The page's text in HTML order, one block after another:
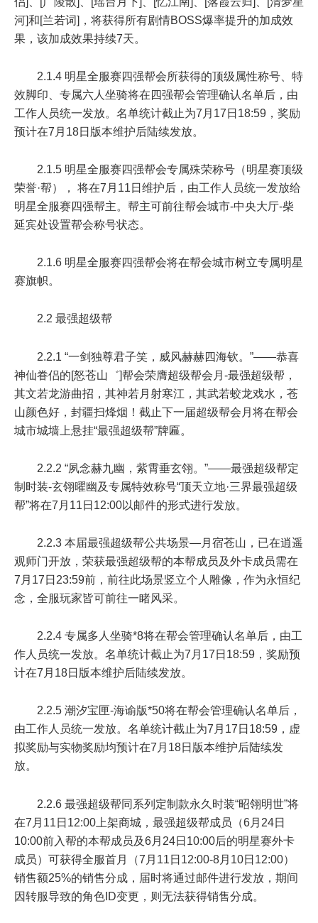
河]和[兰若词] ，将获得所有剧情BOSS爆率提升的加成效
果，该加成效果持续7天。
2.1.4 明星全服赛四强帮会所获得的顶级属性称号、特
效脚印、专属六人坐骑将在四强帮会管理确认名单后，由
工作人员统一发放。名单统计截止为7月17日18:59 ，奖励
预计在7月18日版本维护后陆续发放。
2.1.5 明星全服赛四强帮会专属殊荣称号（明星赛顶级
荣誉·帮）， 将在7月11日维护后 ，由工作人员统一发放给
明星全服赛四强帮主。帮主可前往帮会城市-中央大厅-柴
延宾处设置帮会称号状态。
2.1.6 明星全服赛四强帮会将在帮会城市树立专属明星
赛旗帜。
2.2 最强超级帮
2.2.1 “一剑独尊君子笑，威风赫赫四海钦。”——恭喜
神仙眷侣的[怒苍山゛]帮会荣膺超级帮会月-最强超级帮，
其文若龙游曲招，其神若月射寒江，其武若蛟龙戏水，苍
山颜色好，封疆扫烽烟！截止下一届超级帮会月将在帮会
城市城墙上悬挂“最强超级帮”牌匾。
2.2.2 “夙念赫九幽，紫霄垂玄翎。”——最强超级帮定
制时装-玄翎曜幽及专属特效称号“顶天立地·三界最强超级
帮”将在7月11日12:00以邮件的形式进行发放。
2.2.3 本届最强超级帮公共场景—月宿苍山，已在逍遥
观师门开放，荣获最强超级帮的本帮成员及外卡成员需在
7月17日23:59前 ，前往此场景竖立个人雕像，作为永恒纪
念，全服玩家皆可前往一睹风采。
2.2.4 专属多人坐骑*8将在帮会管理确认名单后，由工
作人员统一发放。名单统计截止为7月17日18:59 ，奖励预
计在7月18日版本维护后陆续发放。
2.2.5 潮汐宝匣-海谕版*50将在帮会管理确认名单后，
由工作人员统一发放。名单统计截止为7月17日18:59，虚
拟奖励与实物奖励均预计在7月18日版本维护后陆续发
放。
2.2.6 最强超级帮同系列定制款永久时装“昭翎明世”将
在7月11日12:00 上架商城，最强超级帮成员（6月24日
10:00前入帮的本帮成员及6月24日10:00后的明星赛外卡
成员）可获得全服首月（7月11日12:00-8月10日12:00）
销售额25%的销售分成，届时将通过邮件进行发放，期间
因转服导致的角色ID变更，则无法获得销售分成。